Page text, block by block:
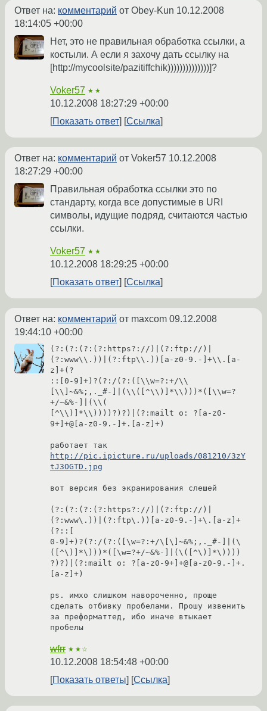
Ответ на: комментарий от Obey-Kun 10.12.2008
18:14:05 +00:00
Нет, это не правильная обработка ссылки, а
костыли. А если я захочу дать ссылку на
[http://mycoolsite/pazitiffchik))))))))))))))]?
Voker57 ★★
10.12.2008 18:27:29 +00:00
Показать ответ
Ссылка
Ответ на: комментарий от Voker57 10.12.2008
18:27:29 +00:00
Правильная обработка ссылки это по
стандарту, когда все допустимые в URI
символы, идущие подряд, считаются частью
ссылки.
Voker57 ★★
10.12.2008 18:29:25 +00:00
Показать ответ
Ссылка
Ответ на: комментарий от maxcom 09.12.2008
19:44:10 +00:00
(?:(?:(?:(?:https?://)|(?:ftp://)|
(?:www\\.))|(?:ftp\\.))[a-z0-9.-]+\\.[a-
z]+(?
::[0-9]+)?(?:/(?:([\\w=?:+/\\
[\\]~&%;,._#-]|(\\([^\\)]*\\)))*([\\w=?
+/~&%-]|(\\(
[^\\)]*\\))))?)?)|(?:mailt o: ?[a-z0-
9+]+@[a-z0-9.-]+.[a-z]+)
http://pic.ipicture.ru/uploads/081210/3zY
tJ3OGTD.jpg
вот версия без экранирования слешей
(?:(?:(?:(?:https?://)|(?:ftp://)|
(?:www\.))|(?:ftp\.))[a-z0-9.-]+\.[a-z]+
(?::[
0-9]+)?(?:/(?:([\w=?:+/\[\]~&%;,._#-]|(\
([^\)]*\)))*([\w=?+/~&%-]|(\([^\)]*\))))
?)?)|(?:mailt o: ?[a-z0-9+]+@[a-z0-9.-]+.
[a-z]+)
ps. имхо слишком навороченно, проще
сделать отбивку пробелами. Прошу извенить
за преформаттед, ибо иначе втыкает
пробелы
wfrr ★★☆
10.12.2008 18:54:48 +00:00
Показать ответы
Ссылка